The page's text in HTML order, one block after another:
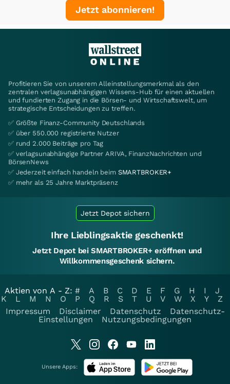
Jetzt abonnieren!
Profitieren Sie von unserem Alleinstellungsmerkmal als den
zentralen verlagsunabhängigen Wissens-Hub für einen aktuellen
und fundierten Zugang in die Börsen- und Wirtschaftswelt, um
strategische Entscheidungen zu treffen.
✅ Größte Finanz-Community Deutschlands
✅ über 550.000 registrierte Nutzer
✅ rund 2.000 Beiträge pro Tag
✅ verlagsunabhängige Partner ARIVA, FinanzNachrichten und
BörsenNews
✅ Jederzeit einfach handeln beim SMARTBROKER+
✅ mehr als 25 Jahre Marktpräsenz
Jetzt Depot sichern
Ihre Lieblingsaktie geschenkt!
Jetzt Depot bei SMARTBROKER+ eröffnen und
Willkommensgeschenk sichern.
Aktien von A - Z: # A B C D E F G H I
J
K
L M N O P Q R S T U V W X Y
Z
Impressum
Disclaimer Datenschutz
Datenschutz-
Einstellungen
Nutzungsbedingungen
Unsere Apps: